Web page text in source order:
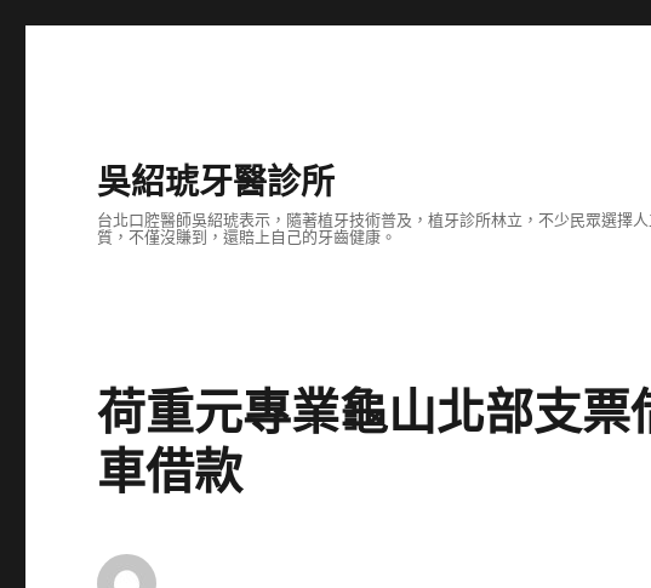
吳紹琥牙醫診所
台北口腔醫師吳紹琥表示，隨著植牙技術普及，植牙診所林立，不少民眾選擇
質，不僅沒賺到，還賠上自己的牙齒健康。
荷重元專業龜山北部支
車借款